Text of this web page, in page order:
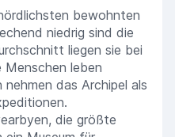
bewohnten
niedrig sind die
liegen sie bei
Menschen leben
das Archipel als
die größte